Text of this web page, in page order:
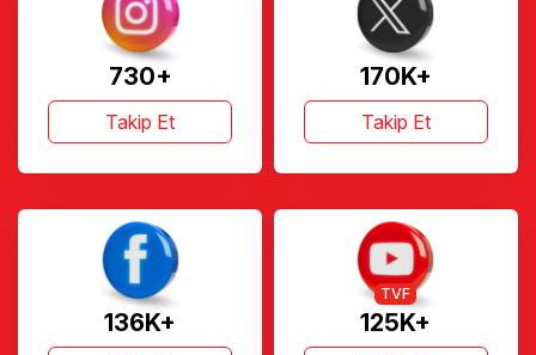
730+
Takip Et
170K+
Takip Et
136K+ 125K+
TVF